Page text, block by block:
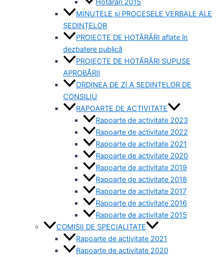
MINUTELE și PROCESELE VERBALE ALE
ȘEDINȚELOR
PROIECTE DE HOTĂRÂRI aflate în
dezbatere publică
PROIECTE DE HOTĂRÂRI SUPUSE
APROBĂRII
ORDINEA DE ZI A ȘEDINȚELOR DE
CONSILIU
RAPOARTE DE ACTIVITATE
Rapoarte de activitate 2023
Rapoarte de activitate 2022
Rapoarte de activitate 2021
Rapoarte de activitate 2020
Rapoarte de activitate 2019
Rapoarte de activitate 2018
Rapoarte de activitate 2017
Rapoarte de activitate 2016
Rapoarte de activitate 2015
COMISII DE SPECIALITATE
Rapoarte de activitate 2021
Rapoarte de activitate 2020